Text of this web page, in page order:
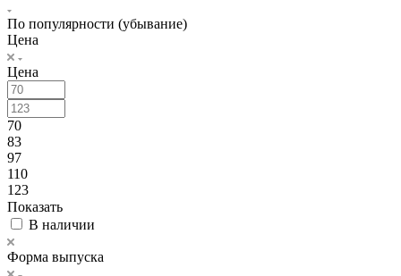
По популярности (убывание)
Цена
Цена
70
83
97
110
123
Показать
В наличии
Форма выпуска